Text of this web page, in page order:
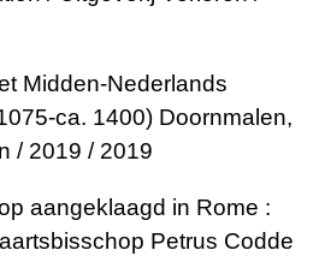
Midden-Nederlands
ca. 1400) Doornmalen,
/ 2019 / 2019
aangeklaagd in Rome :
Petrus Codde